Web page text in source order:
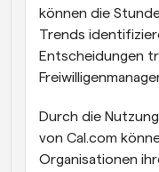
können die
Trends
Entscheidungen
Durch die
von Cal.com
Organisationen